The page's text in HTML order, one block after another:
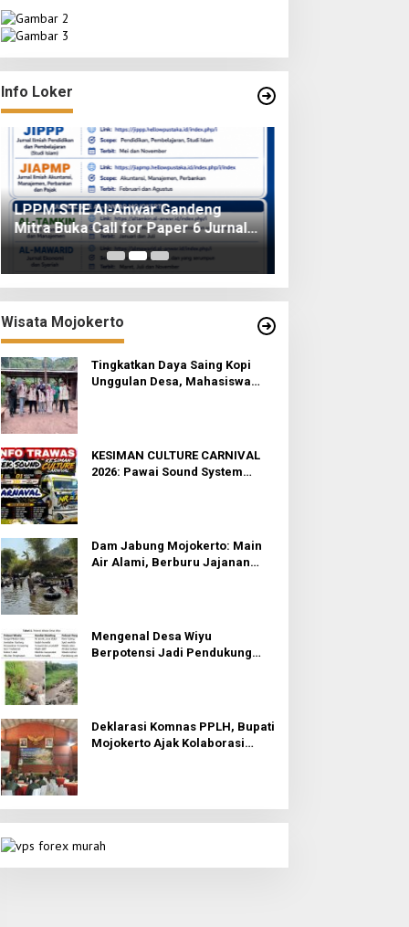
Info Loker
LPPM STIE Al-Anwar Gandeng
Mitra Buka Call for Paper 6 Jurnal
Ilmiah Nasional 2026
Wisata Mojokerto
Tingkatkan Daya Saing Kopi
Unggulan Desa, Mahasiswa
KESIMAN CULTURE CARNIVAL
2026: Pawai Sound System
Dam Jabung Mojokerto: Main
Air Alami, Berburu Jajanan
Mengenal Desa Wiyu
Berpotensi Jadi Pendukung
Deklarasi Komnas PPLH, Bupati
Mojokerto Ajak Kolaborasi